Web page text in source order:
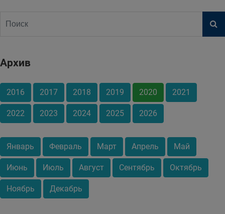
Архив
2016 2017 2018 2019 2020 2021
2022 2023 2024 2025 2026
Январь Февраль Март Апрель Май
Июнь Июль Август Сентябрь Октябрь
Ноябрь Декабрь